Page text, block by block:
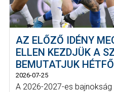
AZ ELŐZŐ IDÉNY
ELLEN KEZDJÜK A
BEMUTATJUK
2026-07-25
A 2026-2027-es